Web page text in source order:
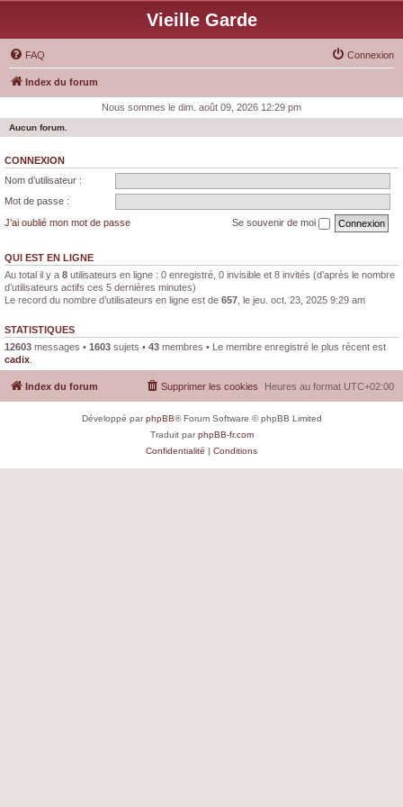
Vieille Garde
FAQ Connexion
Index du forum
Nous sommes le dim. août 09, 2026 12:29 pm
Aucun forum.
CONNEXION
Nom d’utilisateur :
Mot de passe :
J’ai oublié mon mot de passe
Se souvenir de moi
QUI EST EN LIGNE
Au total il y a 8 utilisateurs en ligne : 0 enregistré, 0 invisible et 8 invités (d’après le nombre
d’utilisateurs actifs ces 5 dernières minutes)
Le record du nombre d’utilisateurs en ligne est de 657 , le jeu. oct. 23, 2025 9:29 am
STATISTIQUES
12603 messages • 1603 sujets • 43 membres • Le membre enregistré le plus récent est
cadix
Index du forum Heures au format UTC+02:00
Supprimer les cookies
Développé parphpBB® Forum Software © phpBB Limited
Traduit parphpBB-fr.com
Confidentialité | Conditions